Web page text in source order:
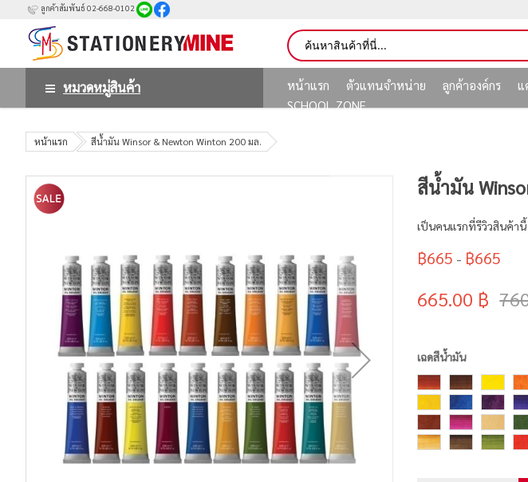
ลูกค้าสัมพันธ์ 02-668-0102
หมวดหมู่สินค้า หน้าแรก ตัวแทนจำหน่าย ลูกค้าองค์กร แ
SCHOOL ZONE
หน้าแรก สีน้ำมัน Winsor & Newton Winton 200 มล.
สีน้ำมัน
เป็นคนแรกที่รีวิวสินค้านี้
฿665 - ฿665
665.00 ฿
เฉดสีน้ำมัน